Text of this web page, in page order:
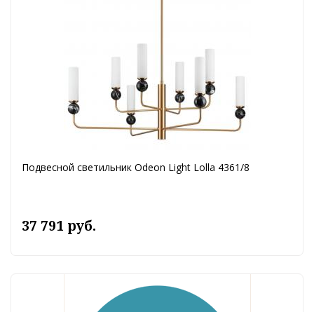
Подвесной светильник Odeon Light Lolla 4361/8
37 791 руб.